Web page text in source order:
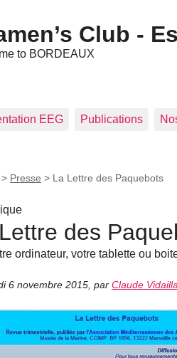
Club -
to BORDEAUX
EEG Publications
> Presse > La Lettre des Paquebots
des
ordinateur, votre tablette ou
6 novembre 2015 par Claude